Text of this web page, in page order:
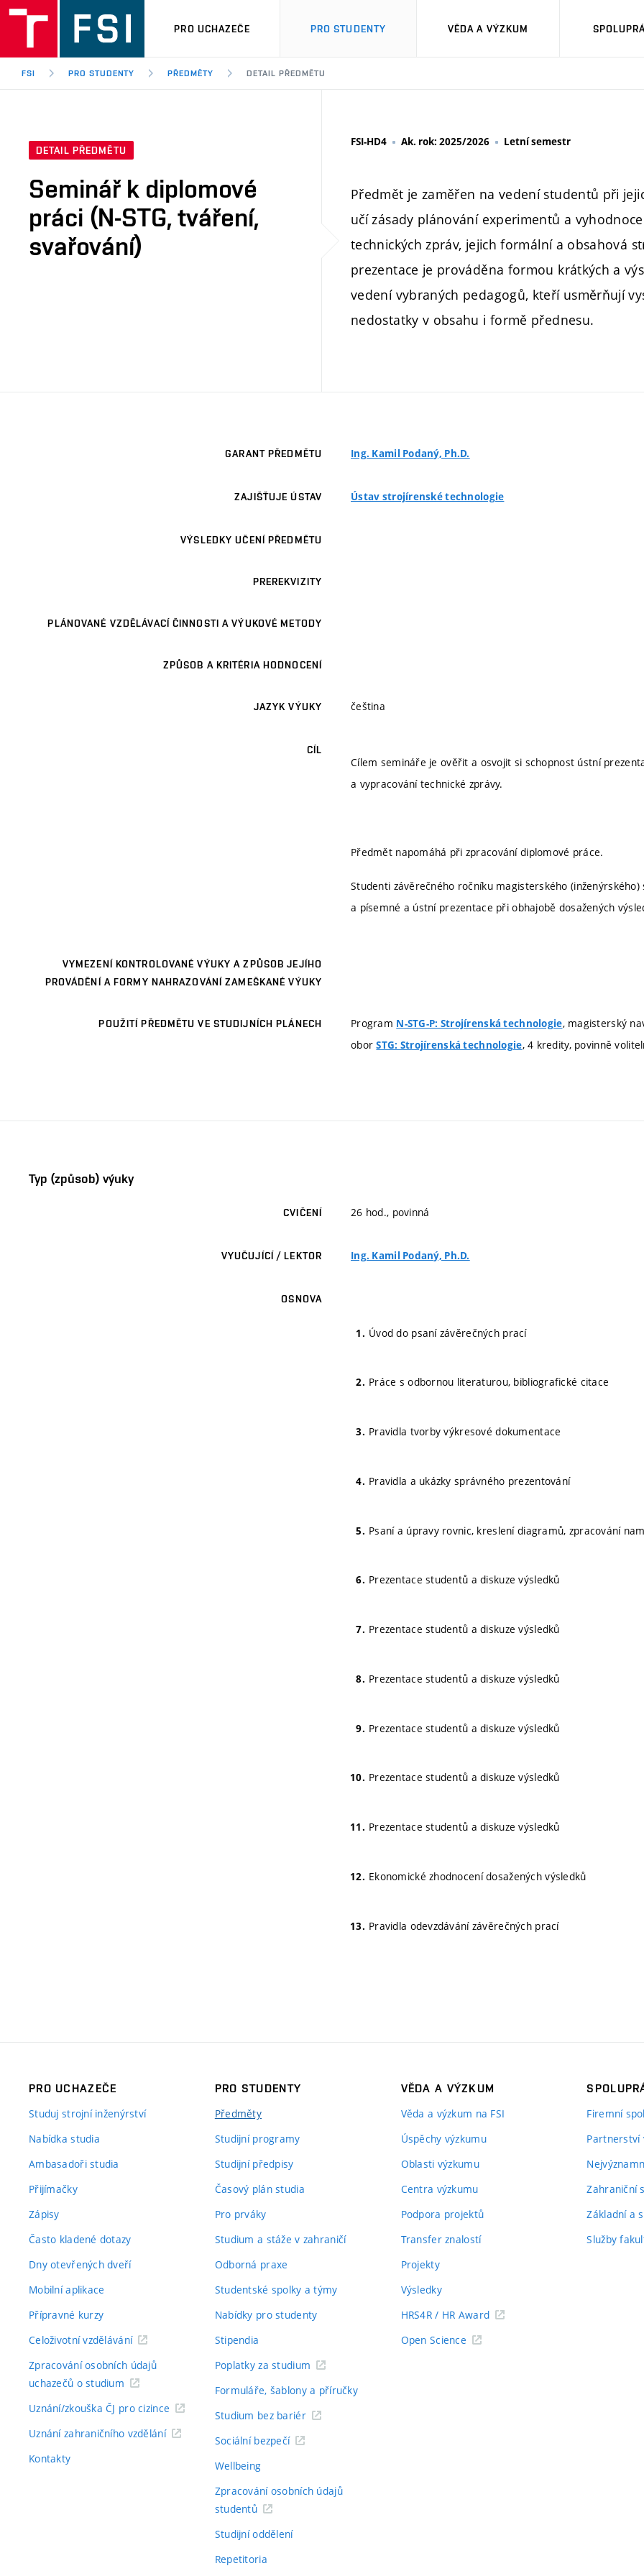
PRO UCHAZEČE PRO STUDENTY VĚDA A VÝZKUM
FSI PRO STUDENTY PŘEDMĚTY DETAIL PŘEDMĚTU
DETAIL PŘEDMĚTU
Seminář k diplomové
práci (N-STG, tváření,
svařování)
FSI-HD4 Ak. rok: 2025/2026 Letní semestr
Předmět je zaměřen na vedení studentů při
učí zásady plánování experimentů a
technických zpráv, jejich formální a obsahová
prezentace je prováděna formou krátkých a
vedení vybraných pedagogů, kteří usměrňují
nedostatky v obsahu i formě přednesu.
GARANT PŘEDMĚTU Ing. Kamil Podaný, Ph.D.
ZAJIŠŤUJE ÚSTAV Ústav strojírenské technologie
VÝSLEDKY UČENÍ PŘEDMĚTU
PREREKVIZITY
PLÁNOVANÉ VZDĚLÁVACÍ ČINNOSTI A VÝUKOVÉ METODY
ZPŮSOB A KRITÉRIA HODNOCENÍ
JAZYK VÝUKY čeština
CÍL
Cílem semináře je ověřit a osvojit si schopnost ústní
a vypracování technické zprávy.
Předmět napomáhá při zpracování diplomové práce.
Studenti závěrečného ročníku magisterského
a písemné a ústní prezentace při obhajobě dosažených
VYMEZENÍ KONTROLOVANÉ VÝUKY A ZPŮSOB JEJÍHO
PROVÁDĚNÍ A FORMY NAHRAZOVÁNÍ ZAMEŠKANÉ VÝUKY
POUŽITÍ PŘEDMĚTU VE STUDIJNÍCH PLÁNECH Program N-STG-P: Strojírenská technologie, magisterský
oborSTG: Strojírenská technologie, 4 kredity, povinně
Typ (způsob) výuky
CVIČENÍ 26 hod., povinná
VYUČUJÍCÍ / LEKTOR Ing. Kamil Podaný, Ph.D.
OSNOVA
Úvod do psaní závěrečných prací
Práce s odbornou literaturou, bibliografické citace
Pravidla tvorby výkresové dokumentace
Pravidla a ukázky správného prezentování
Psaní a úpravy rovnic, kreslení diagramů, zpracování
Prezentace studentů a diskuze výsledků
Prezentace studentů a diskuze výsledků
Prezentace studentů a diskuze výsledků
Prezentace studentů a diskuze výsledků
Prezentace studentů a diskuze výsledků
Prezentace studentů a diskuze výsledků
Ekonomické zhodnocení dosažených výsledků
Pravidla odevzdávání závěrečných prací
PRO UCHAZEČE
Studuj strojní inženýrství
Nabídka studia
Ambasadoři studia
Přijímačky
Zápisy
Často kladené dotazy
Dny otevřených dveří
Mobilní aplikace
Přípravné kurzy
Celoživotní vzdělávání
Zpracování osobních údajů
uchazečů o studium
Uznání/zkouška ČJ pro cizince
Uznání zahraničního vzdělání
Kontakty
PRO STUDENTY
Předměty
Studijní programy
Studijní předpisy
Časový plán studia
Pro prváky
Studium a stáže v zahraničí
Odborná praxe
Studentské spolky a týmy
Nabídky pro studenty
Stipendia
Poplatky za studium
Formuláře, šablony a příručky
Studium bez bariér
Sociální bezpečí
Wellbeing
Zpracování osobních údajů
studentů
Studijní oddělení
Repetitoria
VĚDA A VÝZKUM
Věda a výzkum na FSI
Úspěchy výzkumu
Oblasti výzkumu
Centra výzkumu
Podpora projektů
Transfer znalostí
Projekty
Výsledky
HRS4R / HR Award
Open Science
Firemní
Partnerství
Zahraniční
Základní a
Služby